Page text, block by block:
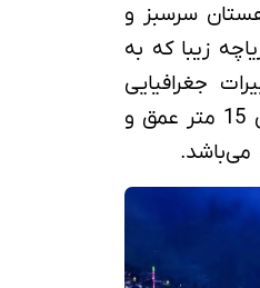
سرسبز و
زیبا که به
جغرافیایی
به وجود آمده است؛ دارای 15 متر عمق و